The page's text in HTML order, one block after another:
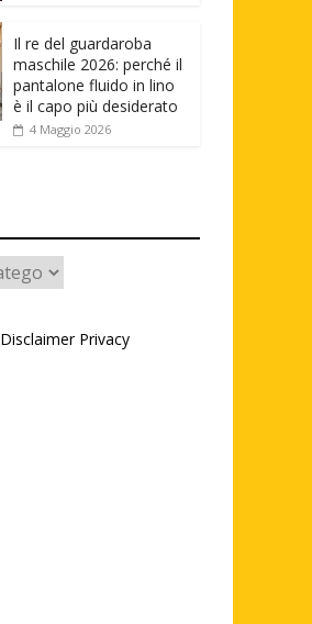
Il re del guardaroba
maschile 2026: perché il
pantalone fluido in lino
è il capo più desiderato
4 Maggio 2026
Disclaimer Privacy